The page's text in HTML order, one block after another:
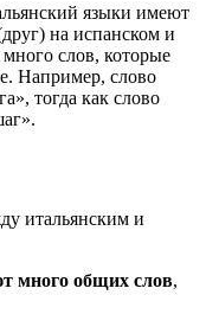
языки имеют
на испанском и
слов, которые
Например, слово
тогда как слово
итальянским и
много общих слов,